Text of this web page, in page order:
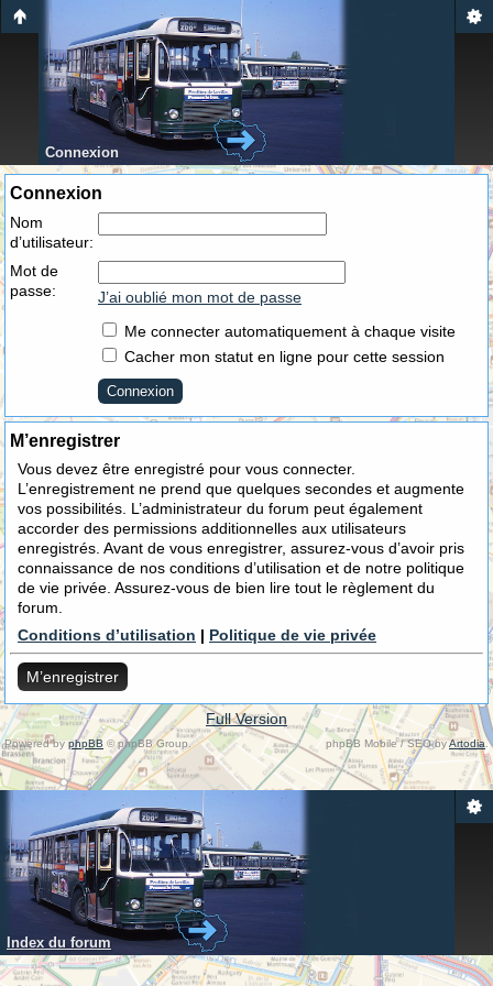
Connexion
Connexion
Nom
d’utilisateur:
Mot de
passe:
J’ai oublié mon mot de passe
Me connecter automatiquement à chaque visite
Cacher mon statut en ligne pour cette session
M’enregistrer
Vous devez être enregistré pour vous connecter.
L’enregistrement ne prend que quelques secondes et augmente
vos possibilités. L’administrateur du forum peut également
accorder des permissions additionnelles aux utilisateurs
enregistrés. Avant de vous enregistrer, assurez-vous d’avoir pris
connaissance de nos conditions d’utilisation et de notre politique
de vie privée. Assurez-vous de bien lire tout le règlement du
forum.
Conditions d’utilisation | Politique de vie privée
M’enregistrer
Full Version
Powered byphpBB © phpBB Group. phpBB Mobile / SEO byArtodia .
Index du forum